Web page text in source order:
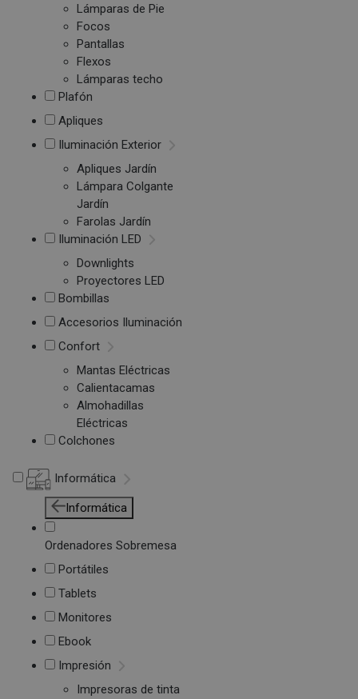
Lámparas de Pie
Focos
Pantallas
Flexos
Lámparas techo
Plafón
Apliques
Iluminación Exterior
Apliques Jardín
Lámpara Colgante
Jardín
Farolas Jardín
Iluminación LED
Downlights
Proyectores LED
Bombillas
Accesorios Iluminación
Confort
Mantas Eléctricas
Calientacamas
Almohadillas
Eléctricas
Colchones
Informática
Informática
Ordenadores Sobremesa
Portátiles
Tablets
Monitores
Ebook
Impresión
Impresoras de tinta